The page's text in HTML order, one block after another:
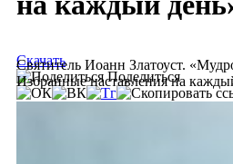
Святитель Иоанн Златоуст.
Избранные наставления на
Скачать
Поделиться